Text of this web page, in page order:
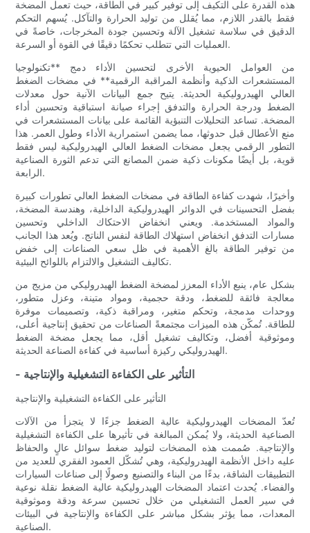
هذه القدرة على التكيف إلى توفير كبير في الطاقة، حيث تعمل المضخة
فقط بالقدر اللازم، مما يُقلل من توليد الحرارة والتآكل. يُسهم التحكم
الدقيق في سلاسة تشغيل الآلة وتحسين جودة المخرجات، خاصةً في
العمليات التي تتطلب تحكمًا دقيقًا في القوة أو السرعة.
من العوامل الحيوية الأخرى لتحسين الأداء دمج **تكنولوجيا
المستشعرات الذكية وأنظمة المراقبة الرقمية** في مضخات الضغط
العالي الهيدروليكية الحديثة. يتيح جمع البيانات الآنية حول معدلات
الضغط ودرجة الحرارة والتدفق إجراء صيانة استباقية وتحسين أداء
المضخة. تساعد التحليلات التنبؤية القائمة على بيانات المستشعرات في
منع الأعطال قبل حدوثها، مما يضمن استمرارية الأداء وطول العمر. هذا
التطور الرقمي يجعل مضخات الضغط العالي الهيدروليكية ليس فقط
قوية، بل أيضًا مكونات ذكية ضمن المصانع التي تدعم الثورة الصناعية
الرابعة.
وأخيرًا، شهدت كفاءة الطاقة في مضخات الضغط العالي تطورات كبيرة
بفضل التحسينات في الدوائر الهيدروليكية الداخلية، وهندسة المضخة،
والمواد المستخدمة. ويعني انخفاض الاحتكاك الداخلي وتحسين
مسارات التدفق انخفاض استهلاك الطاقة لنفس الناتج. ويُعد هذا الجانب
من توفير الطاقة بالغ الأهمية في ظل سعي الصناعات إلى خفض
تكاليف التشغيل والالتزام باللوائح البيئية.
بشكل عام، ينبع الأداء المعزز لمضخة الضغط الهيدروليكي من مزيج من
معالجة فائقة للضغط، ودقة حجمية، ومواد متينة، وعزل متطور،
ووحدات مدمجة، وتحكم متغير، ومراقبة ذكية، وتصميمات موفرة
للطاقة. تُمكّن هذه الميزات مجتمعةً الصناعات من تحقيق إنتاجية أعلى،
وموثوقية أفضل، وتكاليف تشغيل أقل، مما يجعل مضخة الضغط
الهيدروليكي ركيزة أساسية في كفاءة الصناعة الحديثة.
- التأثير على الكفاءة التشغيلية والإنتاجية
التأثير على الكفاءة التشغيلية والإنتاجية
تُعدّ المضخات الهيدروليكية عالية الضغط جزءًا لا يتجزأ من الآلات
الصناعية الحديثة، ولا يُمكن المبالغة في تأثيرها على الكفاءة التشغيلية
والإنتاجية. صُممت هذه المضخات لتوليد ضغط سوائل عالٍ والحفاظ
عليه داخل الأنظمة الهيدروليكية، وهي تُشكّل العمود الفقري للعديد من
التطبيقات الشاقة، بدءًا من البناء والتصنيع وصولًا إلى صناعات السيارات
والفضاء. يُحدث اعتماد المضخات الهيدروليكية عالية الضغط نقلة نوعية
في سير العمل التشغيلي من خلال تحسين سرعة ودقة وموثوقية
المعدات، مما يؤثر بشكل مباشر على الكفاءة والإنتاجية في البيئات
الصناعية.